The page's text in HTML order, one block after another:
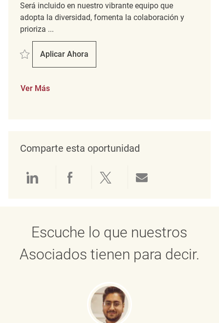
Será incluido en nuestro vibrante equipo que
adopta la diversidad, fomenta la colaboración y
prioriza ...
Salvar Part Time Merchandising associate (Temporary) REQ137678
Aplicar Ahora
Part Time Merchandising Associate
Ver Más
Comparte esta oportunidad
Compartir a través de LinkedIn
Compartir a través de
Compartir a través
Escuche lo que nuestros
Asociados tienen para decir.